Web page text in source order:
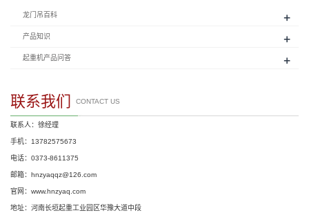
龙门吊百科 +
产品知识 +
起重机产品问答 +
联系我们 CONTACT US
联系人：徐经理
手机：13782575673
电话：0373-8611375
邮箱：hnzyaqqz@126.com
官网：www.hnzyaq.com
地址：河南长垣起重工业园区华豫大道中段